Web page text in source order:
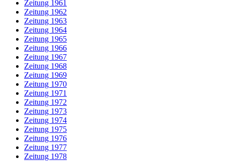
Zeitung 1961
Zeitung 1962
Zeitung 1963
Zeitung 1964
Zeitung 1965
Zeitung 1966
Zeitung 1967
Zeitung 1968
Zeitung 1969
Zeitung 1970
Zeitung 1971
Zeitung 1972
Zeitung 1973
Zeitung 1974
Zeitung 1975
Zeitung 1976
Zeitung 1977
Zeitung 1978